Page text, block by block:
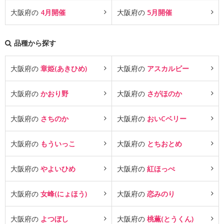
大阪府の 4月開催 大阪府の 5月開催
品種から探す
大阪府の 章姫(あきひめ) 大阪府の アスカルビー
大阪府の かおり野 大阪府の さがほのか
大阪府の さちのか 大阪府の おいCベリー
大阪府の もういっこ 大阪府の とちおとめ
大阪府の やよいひめ 大阪府の 紅ほっぺ
大阪府の 女峰(にょほう) 大阪府の 恋みのり
大阪府の よつぼし 大阪府の 桃薫(とうくん)